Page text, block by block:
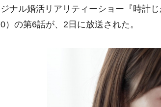
ジナル婚活リアリティーショー『時計
0）の第6話が、2日に放送された。